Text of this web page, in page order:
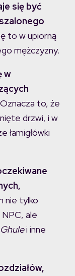
się być
to w upiorną
mężczyzny.
w
Oznacza to, że
drzwi, i w
łamigłówki
nie tylko
ale
Ghulei inne